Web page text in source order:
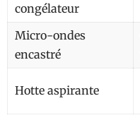
congélateur
Micro-ondes
encastré
Hotte aspirante